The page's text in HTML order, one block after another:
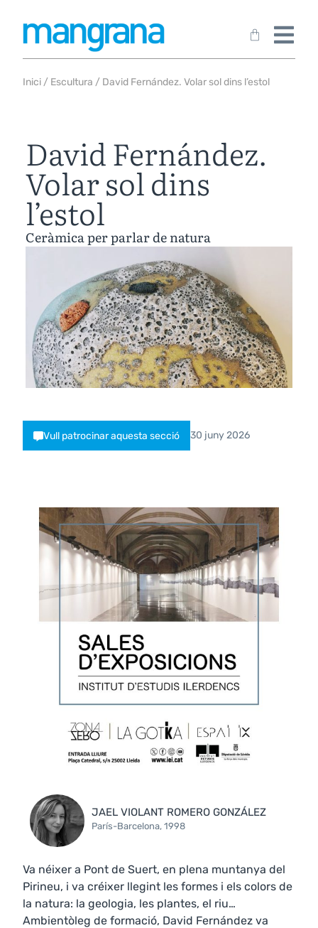
Inici / Escultura / David Fernández. Volar sol dins l’estol
David Fernández.
Volar sol dins
l’estol
Ceràmica per parlar de natura
Vull patrocinar aquesta secció 30 juny 2026
JAEL VIOLANT ROMERO GONZÁLEZ
París-Barcelona, 1998
Va néixer a Pont de Suert, en plena muntanya del
Pirineu, i va créixer llegint les formes i els colors de
la natura: la geologia, les plantes, el riu…
Ambientòleg de formació, David Fernández va